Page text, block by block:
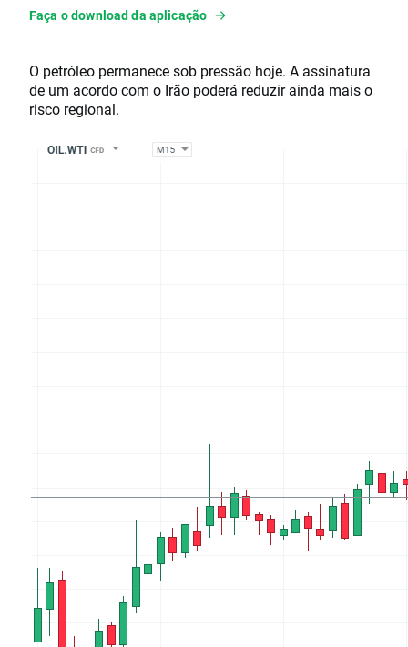
Faça o download da aplicação
O petróleo permanece sob pressão hoje. A assinatura
de um acordo com o Irão poderá reduzir ainda mais o
risco regional.